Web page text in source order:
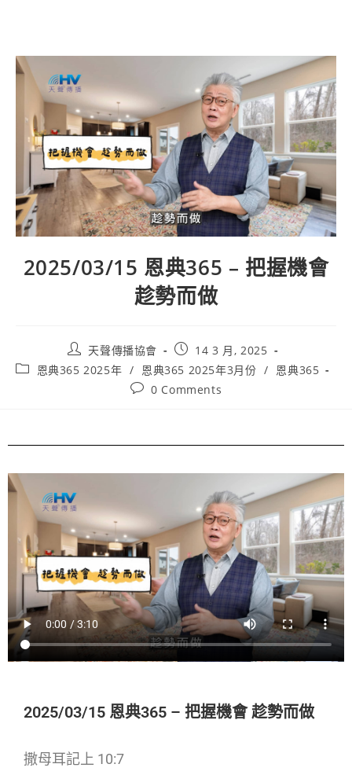
2025/03/15 恩典365 – 把握機會
趁勢而做
天聲傳播協會
14 3 月, 2025
恩典365 2025年 / 恩典365 2025年3月份 /
恩典365
0 Comments
2025/03/15 恩典365 – 把握機會 趁勢而做
撒母耳記上 10:7